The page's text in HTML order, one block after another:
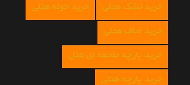
خرید تشک هتلی خرید حوله هتلی
خرید لحاف هتلی
خرید پارچه ملحفه ای هتل
خرید پارچه هتلی